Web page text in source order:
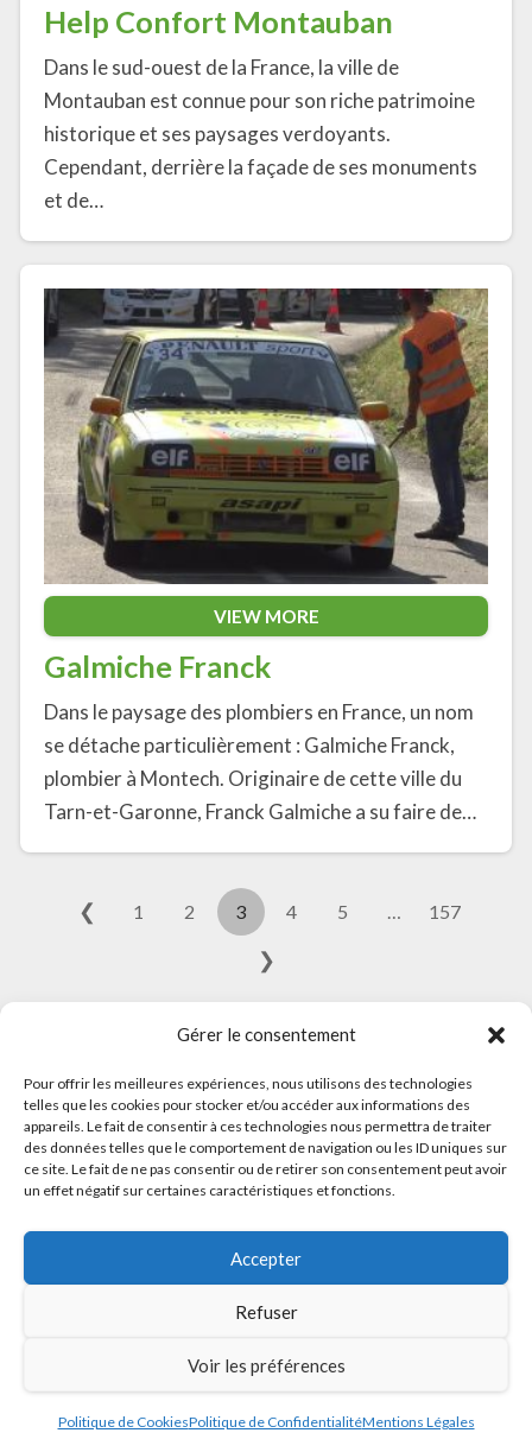
Gérer le consentement
Pour offrir les meilleures expériences, nous utilisons des technologies
telles que les cookies pour stocker et/ou accéder aux informations des
appareils. Le fait de consentir à ces technologies nous permettra de traiter
des données telles que le comportement de navigation ou les ID uniques sur
ce site. Le fait de ne pas consentir ou de retirer son consentement peut avoir
un effet négatif sur certaines caractéristiques et fonctions.
Accepter
Refuser
Voir les préférences
Politique de CookiesPolitique de ConfidentialitéMentions Légales
Help Confort Montauban
Dans le sud-ouest de la France, la ville de
Montauban est connue pour son riche patrimoine
historique et ses paysages verdoyants.
Cependant, derrière la façade de ses monuments
et de…
VIEW MORE
Galmiche Franck
Dans le paysage des plombiers en France, un nom
se détache particulièrement : Galmiche Franck,
plombier à Montech. Originaire de cette ville du
Tarn-et-Garonne, Franck Galmiche a su faire de…
❮ 1 2 3 4 5 … 157
❯
© 2026 Meilleurs Plombiers · All rights reserved
Mentions Légales
Politique de Cookies